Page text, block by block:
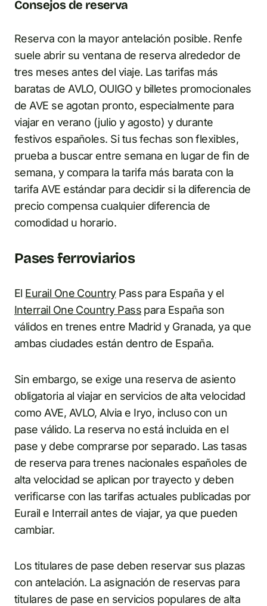
Consejos de reserva
Reserva con la mayor antelación posible. Renfe
suele abrir su ventana de reserva alrededor de
tres meses antes del viaje. Las tarifas más
baratas de AVLO, OUIGO y billetes promocionales
de AVE se agotan pronto, especialmente para
viajar en verano (julio y agosto) y durante
festivos españoles. Si tus fechas son flexibles,
prueba a buscar entre semana en lugar de fin de
semana, y compara la tarifa más barata con la
tarifa AVE estándar para decidir si la diferencia de
precio compensa cualquier diferencia de
comodidad u horario.
Pases ferroviarios
El Eurail One CountryPass para España y el
Interrail One Country Passpara España son
válidos en trenes entre Madrid y Granada, ya que
ambas ciudades están dentro de España.
Sin embargo, se exige una reserva de asiento
obligatoria al viajar en servicios de alta velocidad
como AVE, AVLO, Alvia e Iryo, incluso con un
pase válido. La reserva no está incluida en el
pase y debe comprarse por separado. Las tasas
de reserva para trenes nacionales españoles de
alta velocidad se aplican por trayecto y deben
verificarse con las tarifas actuales publicadas por
Eurail e Interrail antes de viajar, ya que pueden
cambiar.
Los titulares de pase deben reservar sus plazas
con antelación. La asignación de reservas para
titulares de pase en servicios populares de alta